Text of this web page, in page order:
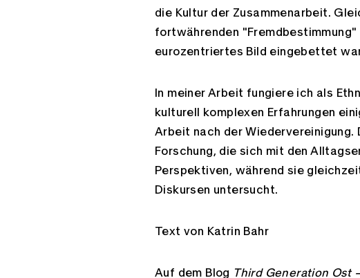
die Kultur der Zusammenarbeit.
fortwährenden
eurozentriertes Bild eingebettet
In meiner Arbeit fungiere ich als
kulturell komplexen Erfahrungen
Arbeit nach der
Forschung, die sich mit den
Perspektiven, während sie
Diskursen untersucht.
Text von Katrin Bahr
Auf dem Blog Third Generation Ost
E-Mail